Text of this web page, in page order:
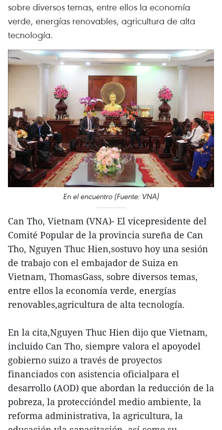
sobre diversos temas, entre ellos la economía
verde, energías renovables, agricultura de alta
tecnología.
En el encuentro (Fuente: VNA)
Can Tho, Vietnam (VNA)- El vicepresidente del
Comité Popular de la provincia sureña de Can
Tho, Nguyen Thuc Hien,sostuvo hoy una sesión
de trabajo con el embajador de Suiza en
Vietnam, ThomasGass, sobre diversos temas,
entre ellos la economía verde, energías
renovables,agricultura de alta tecnología.
En la cita,Nguyen Thuc Hien dijo que Vietnam,
incluido Can Tho, siempre valora el apoyodel
gobierno suizo a través de proyectos
financiados con asistencia oficialpara el
desarrollo (AOD) que abordan la reducción de la
pobreza, la proteccióndel medio ambiente, la
reforma administrativa, la agricultura, la